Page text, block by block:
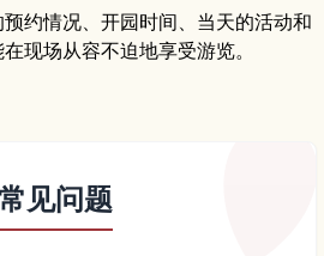
约情况、开园时间、当天的活动和
现场从容不迫地享受游览。
见问题